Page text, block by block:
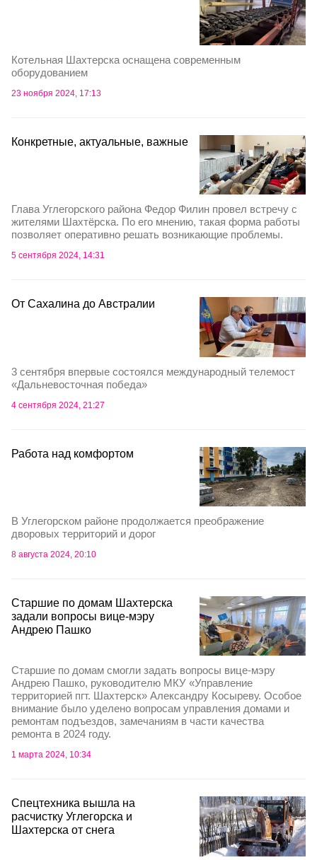
Котельная Шахтерска оснащена современным
оборудованием
23 ноября 2024, 17:13
Конкретные, актуальные, важные
Глава Углегорского района Федор Филин провел встречу с
жителями Шахтёрска. По его мнению, такая форма работы
позволяет оперативно решать возникающие проблемы.
5 сентября 2024, 14:31
От Сахалина до Австралии
3 сентября впервые состоялся международный телемост
«Дальневосточная победа»
4 сентября 2024, 21:27
Работа над комфортом
В Углегорском районе продолжается преображение
дворовых территорий и дорог
8 августа 2024, 20:10
Старшие по домам Шахтерска
задали вопросы вице-мэру
Андрею Пашко
Старшие по домам смогли задать вопросы вице-мэру
Андрею Пашко, руководителю МКУ «Управление
территорией пгт. Шахтерск» Александру Косыреву. Особое
внимание было уделено вопросам управления домами и
ремонтам подъездов, замечаниям в части качества
ремонта в 2024 году.
1 марта 2024, 10:34
Спецтехника вышла на
расчистку Углегорска и
Шахтерска от снега